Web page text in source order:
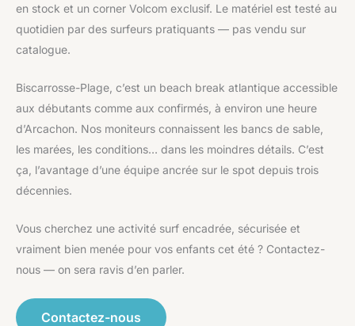
en stock et un corner Volcom exclusif. Le matériel est testé au
quotidien par des surfeurs pratiquants — pas vendu sur
catalogue.
Biscarrosse-Plage, c’est un beach break atlantique accessible
aux débutants comme aux confirmés, à environ une heure
d’Arcachon. Nos moniteurs connaissent les bancs de sable,
les marées, les conditions… dans les moindres détails. C’est
ça, l’avantage d’une équipe ancrée sur le spot depuis trois
décennies.
Vous cherchez une activité surf encadrée, sécurisée et
vraiment bien menée pour vos enfants cet été ? Contactez-
nous — on sera ravis d’en parler.
Contactez-nous